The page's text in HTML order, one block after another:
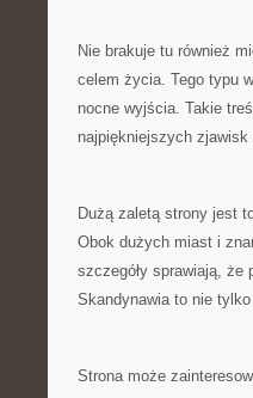
Nie brakuje tu również
celem życia. Tego typu
nocne wyjścia. Takie
najpiękniejszych zjawisk
Dużą zaletą strony jest
Obok dużych miast i
szczegóły sprawiają,
Skandynawia to nie
Strona może